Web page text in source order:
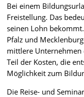
Bei einem
Freistellung. Das
seinen Lohn
Pfalz und
mittlere Unternehmen
Teil der Kosten, die
Möglichkeit zum
Die Reise- und